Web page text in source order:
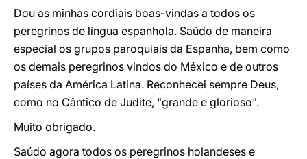
Dou as minhas cordiais boas-vindas a todos os
peregrinos de língua espanhola. Saúdo de maneira
especial os grupos paroquiais da Espanha, bem como
os demais peregrinos vindos do México e de outros
países da América Latina. Reconhecei sempre Deus,
como no Cântico de Judite, "grande e glorioso".
Muito obrigado.
Saúdo agora todos os peregrinos holandeses e